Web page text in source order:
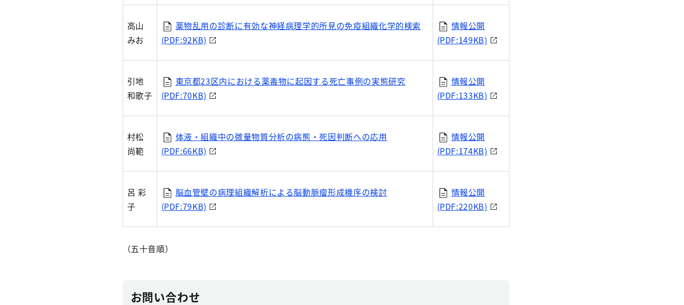
高山
みお
薬物乱用の診断に有効な神経病理学的所見の免疫組織化学的検索
(PDF:92KB)
情報公開
(PDF:149KB)
引地
和歌子
東京都23区内における薬毒物に起因する死亡事例の実態研究
(PDF:70KB)
情報公開
(PDF:133KB)
村松
尚範
体液・組織中の微量物質分析の病態・死因判断への応用
(PDF:66KB)
情報公開
(PDF:174KB)
呂 彩
子
脳血管壁の病理組織解析による脳動脈瘤形成機序の検討
(PDF:79KB)
情報公開
(PDF:220KB)
（五十音順）
お問い合わせ